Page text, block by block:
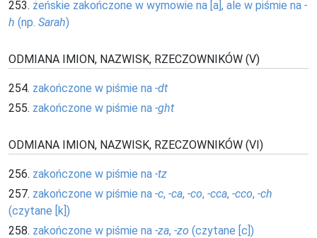
253. żeńskie zakończone w wymowie na [a], ale w piśmie na -
h (np. Sarah)
ODMIANA IMION, NAZWISK, RZECZOWNIKÓW (V)
254. zakończone w piśmie na -dt
255. zakończone w piśmie na -ght
ODMIANA IMION, NAZWISK, RZECZOWNIKÓW (VI)
256. zakończone w piśmie na -tz
257. zakończone w piśmie na -c, -ca, -co, -cca, -cco, -ch
(czytane [k])
258. zakończone w piśmie na -za, -zo (czytane [c])